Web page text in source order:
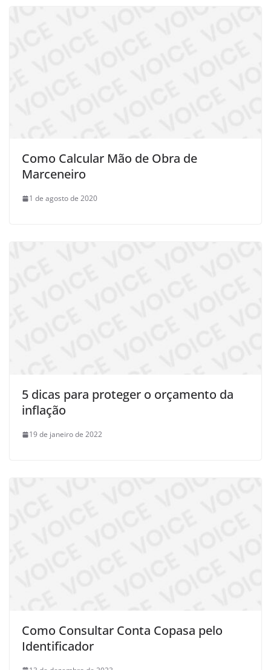
Como Calcular Mão de Obra de
Marceneiro
1 de agosto de 2020
5 dicas para proteger o orçamento da
inflação
19 de janeiro de 2022
Como Consultar Conta Copasa pelo
Identificador